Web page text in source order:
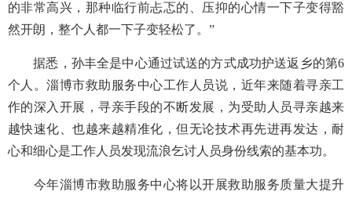
的非常高兴，那种临行前忐忑的、压抑的心情一下子变得豁
然开朗，整个人都一下子变轻松了。”
据悉，孙丰全是中心通过试送的方式成功护送返乡的第6
个人。淄博市救助服务中心工作人员说，近年来随着寻亲工
作的深入开展，寻亲手段的不断发展，为受助人员寻亲越来
越快速化、也越来越精准化，但无论技术再先进再发达，耐
心和细心是工作人员发现流浪乞讨人员身份线索的基本功。
今年淄博市救助服务中心将以开展救助服务质量大提升